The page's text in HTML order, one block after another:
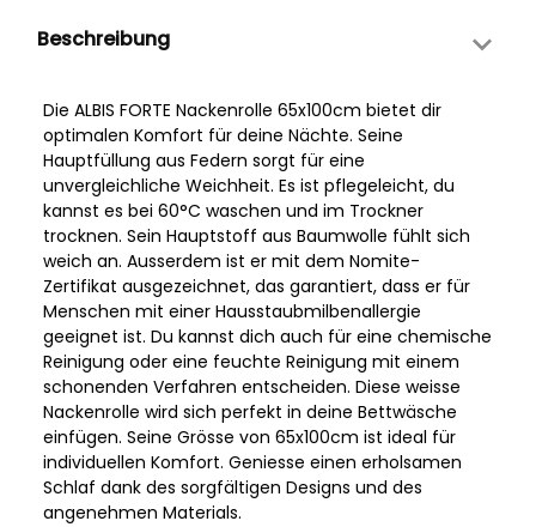
Beschreibung
Die ALBIS FORTE Nackenrolle 65x100cm bietet dir
optimalen Komfort für deine Nächte. Seine
Hauptfüllung aus Federn sorgt für eine
unvergleichliche Weichheit. Es ist pflegeleicht, du
kannst es bei 60°C waschen und im Trockner
trocknen. Sein Hauptstoff aus Baumwolle fühlt sich
weich an. Ausserdem ist er mit dem Nomite-
Zertifikat ausgezeichnet, das garantiert, dass er für
Menschen mit einer Hausstaubmilbenallergie
geeignet ist. Du kannst dich auch für eine chemische
Reinigung oder eine feuchte Reinigung mit einem
schonenden Verfahren entscheiden. Diese weisse
Nackenrolle wird sich perfekt in deine Bettwäsche
einfügen. Seine Grösse von 65x100cm ist ideal für
individuellen Komfort. Geniesse einen erholsamen
Schlaf dank des sorgfältigen Designs und des
angenehmen Materials.